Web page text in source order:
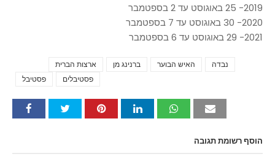
2019- 25 באוגוסט עד 2 בספטמבר
2020- 30 באוגוסט עד 7 בספטמבר
2021- 29 באוגוסט עד 6 בספטמבר
ארצות הברית ברנינג מן האיש הבוער
נבדה
פסטיבל
פסטיבלים
הוסף רשומת תגובה